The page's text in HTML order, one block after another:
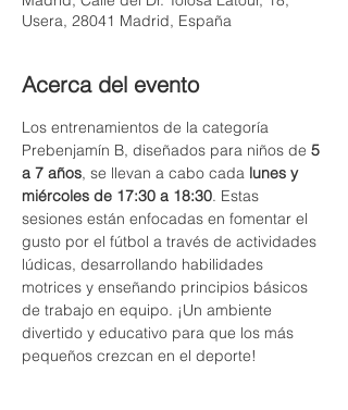
Usera, 28041 Madrid, España
Acerca del evento
Los entrenamientos de la categoría
Prebenjamín B, diseñados para niños de 5
a 7 años, se llevan a cabo cada lunes y
miércoles de 17:30 a 18:30. Estas
sesiones están enfocadas en fomentar el
gusto por el fútbol a través de actividades
lúdicas, desarrollando habilidades
motrices y enseñando principios básicos
de trabajo en equipo. ¡Un ambiente
divertido y educativo para que los más
pequeños crezcan en el deporte!